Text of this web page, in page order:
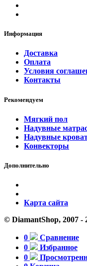
Информация
Доставка
Оплата
Условия
Контакты
Рекомендуем
Мягкий пол
Надувные
Надувные
Конвекторы
Дополнительно
Карта сайта
© DiamantShop, 2007 -
0
Сравнение
0
Избранное
0